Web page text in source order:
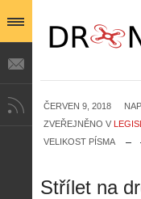
ČERVEN 9, 2018
ZVEŘEJNĚNO V
VELIKOST PÍSMA
Střílet na